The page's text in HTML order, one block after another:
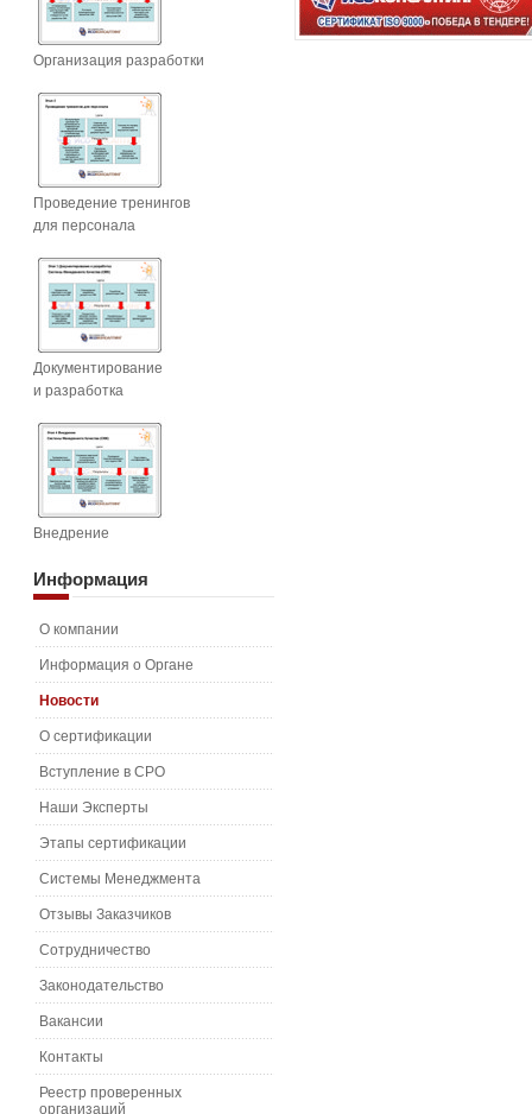
Организация разработки
Проведение тренингов
для персонала
Документирование
и разработка
Внедрение
Информация
О компании
Информация о Органе
Новости
О сертификации
Вступление в СРО
Наши Эксперты
Этапы сертификации
Системы Менеджмента
Отзывы Заказчиков
Сотрудничество
Законодательство
Вакансии
Контакты
Реестр проверенных
организаций